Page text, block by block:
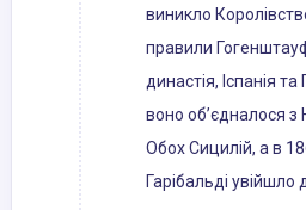
виникло
правили
династія, Іспанія
воно об’єдналося з
Обох Сицилій, а в
Гарібальді увійшло